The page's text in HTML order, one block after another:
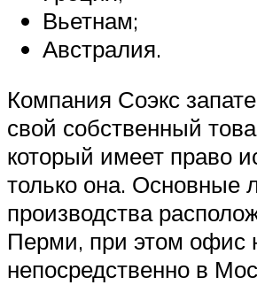
Вьетнам;
Австралия.
Компания Соэкс
свой собственный
который имеет право
только она. Основные
производства
Перми, при этом офис
непосредственно в